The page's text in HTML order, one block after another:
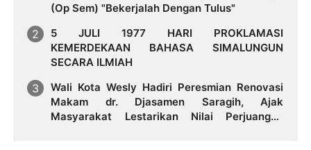
(Op Sem) "Bekerjalah Dengan Tulus"
5 JULI 1977 HARI PROKLAMASI
KEMERDEKAAN BAHASA SIMALUNGUN
SECARA ILMIAH
Wali Kota Wesly Hadiri Peresmian Renovasi
Makam dr. Djasamen Saragih, Ajak
Masyarakat Lestarikan Nilai Perjuangan